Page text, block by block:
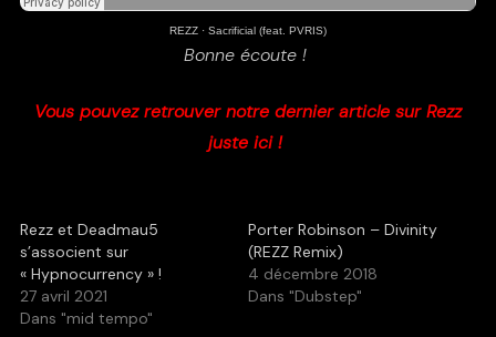
REZZ · Sacrificial (feat. PVRIS)
Bonne écoute !
Vous pouvez retrouver notre dernier article sur Rezz
juste ici !
Rezz et Deadmau5
s’associent sur
« Hypnocurrency » !
27 avril 2021
Dans "mid tempo"
Porter Robinson – Divinity
(REZZ Remix)
4 décembre 2018
Dans "Dubstep"